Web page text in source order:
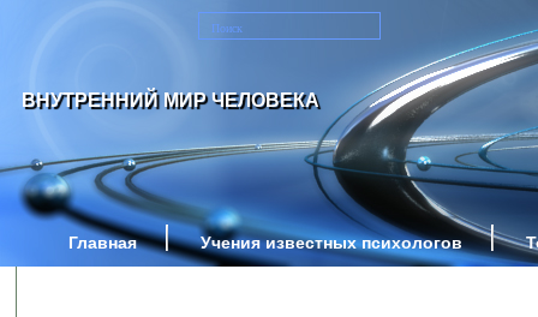
ВНУТРЕННИЙ МИР ЧЕЛОВЕКА
Главная Учения известных психологов